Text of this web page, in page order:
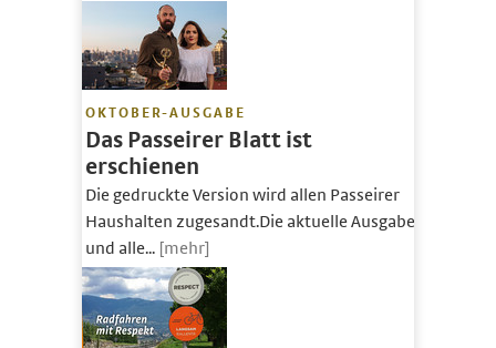
OKTOBER-AUSGABE
Das Passeirer Blatt ist
erschienen
Die gedruckte Version wird allen Passeirer
Haushalten zugesandt.Die aktuelle Ausgabe
und alle... [mehr]